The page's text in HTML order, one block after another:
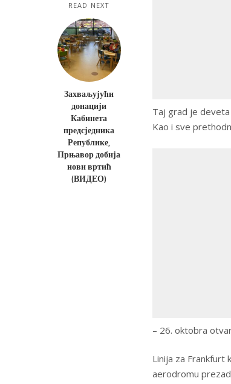
READ NEXT
Захваљујући
донацији
Кабинета
предсједника
Републике,
Прњавор добија
нови вртић
(ВИДЕО)
Taj grad je
Kao i sve
– 26. oktobra
Linija za Frankfurt
aerodromu